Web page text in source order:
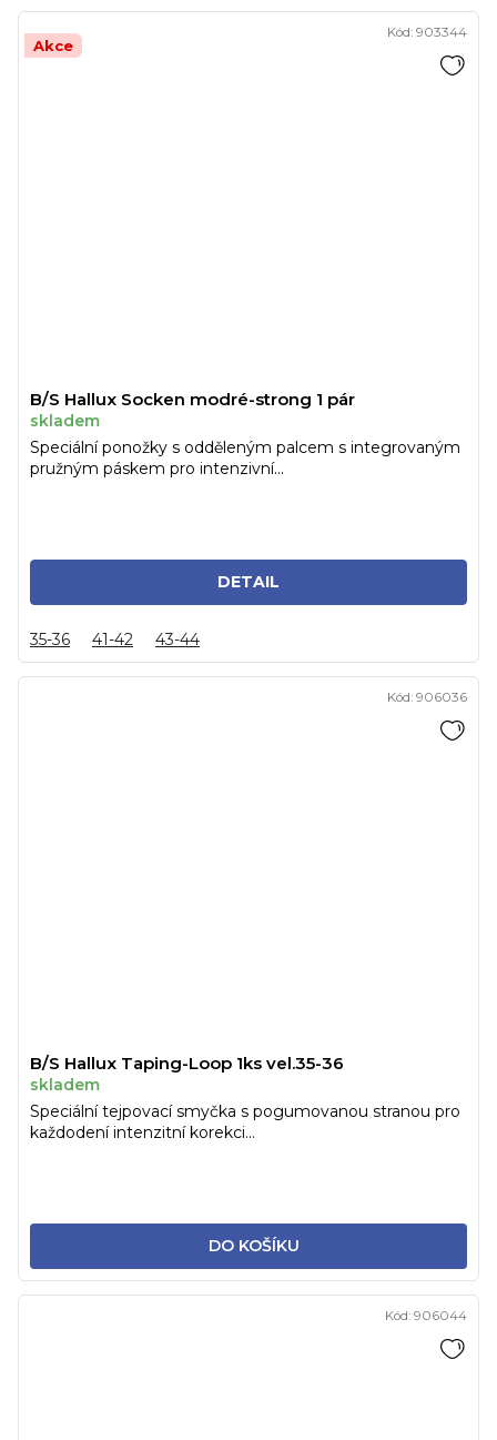
Akce
B/S Hallux Socken modré-strong 1 pár
skladem
DETAIL
Speciální ponožky s odděleným palcem s integrovaným
pružným páskem pro intenzivní...
35-36 41-42 43-44
Kód: 903344
B/S Hallux Taping-Loop 1ks vel.35-36
skladem
DO KOŠÍKU
Speciální tejpovací smyčka s pogumovanou stranou pro
každodení intenzitní korekci...
Kód: 906036
Kód: 906044